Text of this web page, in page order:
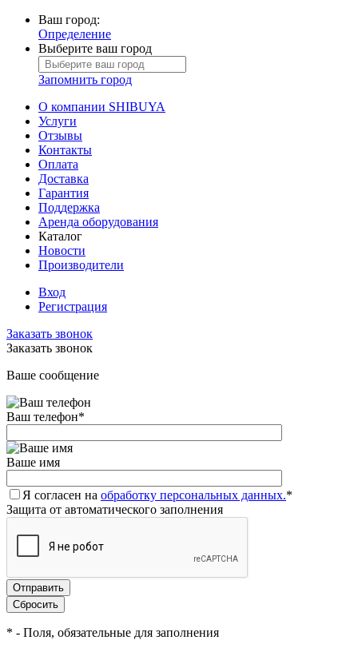
Ваш город:
Определение
Выберите ваш город
Запомнить город
О компании SHIBUYA
Услуги
Отзывы
Контакты
Оплата
Доставка
Гарантия
Поддержка
Аренда оборудования
Каталог
Новости
Производители
Вход
Регистрация
Заказать звонок
Заказать звонок
Ваше сообщение
Ваш телефон*
Ваше имя
Я согласен на обработку персональных данных.*
Защита от автоматического заполнения
* - Поля, обязательные для заполнения